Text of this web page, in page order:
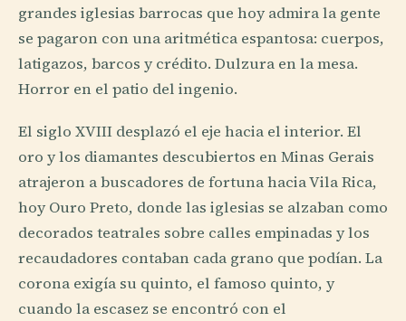
grandes iglesias barrocas que hoy admira la gente
se pagaron con una aritmética espantosa: cuerpos,
latigazos, barcos y crédito. Dulzura en la mesa.
Horror en el patio del ingenio.
El siglo XVIII desplazó el eje hacia el interior. El
oro y los diamantes descubiertos en Minas Gerais
atrajeron a buscadores de fortuna hacia Vila Rica,
hoy Ouro Preto, donde las iglesias se alzaban como
decorados teatrales sobre calles empinadas y los
recaudadores contaban cada grano que podían. La
corona exigía su quinto, el famoso quinto, y
cuando la escasez se encontró con el